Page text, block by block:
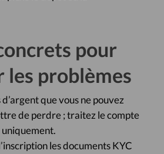
pour
les problèmes
que vous ne pouvez
de perdre ; traitez le compte
les documents KYC